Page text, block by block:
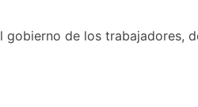
de los trabajadores,